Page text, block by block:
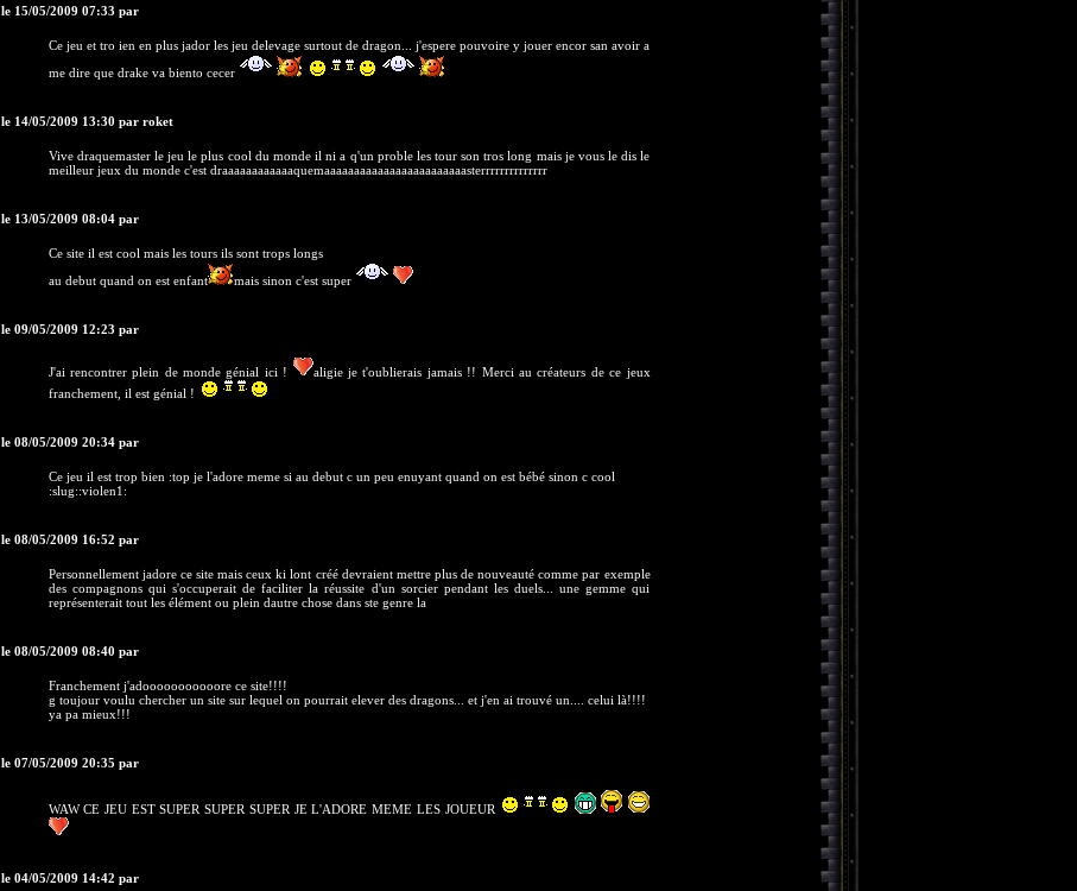
le 15/05/2009 07:33 par
Ce jeu et tro ien en plus jador les jeu delevage surtout de dragon... j'espere pouvoire y jouer encor san avoir a
me dire que drake va biento cecer
le 14/05/2009 13:30 par roket
Vive draquemaster le jeu le plus cool du monde il ni a q'un proble les tour son tros long mais je vous le dis le
meilleur jeux du monde c'est draaaaaaaaaaaaquemaaaaaaaaaaaaaaaaaaaaaaaasterrrrrrrrrrrrrr
le 13/05/2009 08:04 par
Ce site il est cool mais les tours ils sont trops longs
au debut quand on est enfant
mais sinon c'est super
le 09/05/2009 12:23 par
J'ai rencontrer plein de monde génial ici !
aligie je t'oublierais jamais !! Merci au créateurs de ce jeux
franchement, il est génial !
le 08/05/2009 20:34 par
Ce jeu il est trop bien :top je l'adore meme si au debut c un peu enuyant quand on est bébé sinon c cool
:slug::violen1:
le 08/05/2009 16:52 par
Personnellement jadore ce site mais ceux ki lont créé devraient mettre plus de nouveauté comme par exemple
des compagnons qui s'occuperait de faciliter la réussite d'un sorcier pendant les duels... une gemme qui
représenterait tout les élément ou plein dautre chose dans ste genre la
le 08/05/2009 08:40 par
Franchement j'adooooooooooore ce site!!!!
g toujour voulu chercher un site sur lequel on pourrait elever des dragons... et j'en ai trouvé un.... celui là!!!!
ya pa mieux!!!
le 07/05/2009 20:35 par
WAW CE JEU EST SUPER SUPER SUPER JE L'ADORE MEME LES JOUEUR
le 04/05/2009 14:42 par